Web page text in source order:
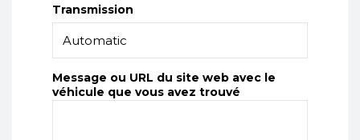
Transmission
Message ou URL du site web avec le
véhicule que vous avez trouvé